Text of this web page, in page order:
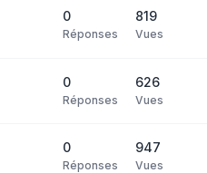
0
Réponses
819
Vues
0
Réponses
626
Vues
0
Réponses
947
Vues